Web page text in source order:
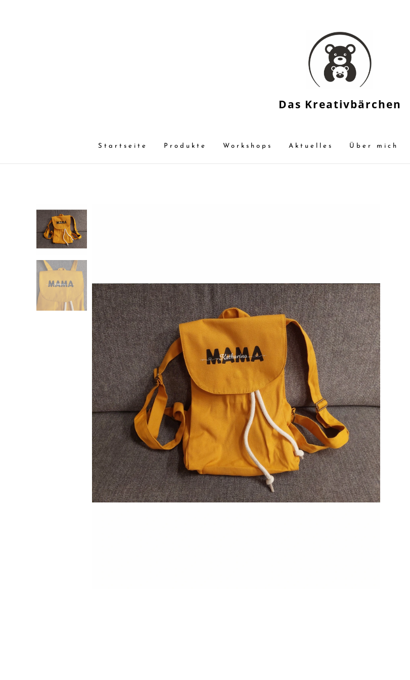
Das Kreativbärchen
Startseite Produkte Workshops Aktuelles Über mich